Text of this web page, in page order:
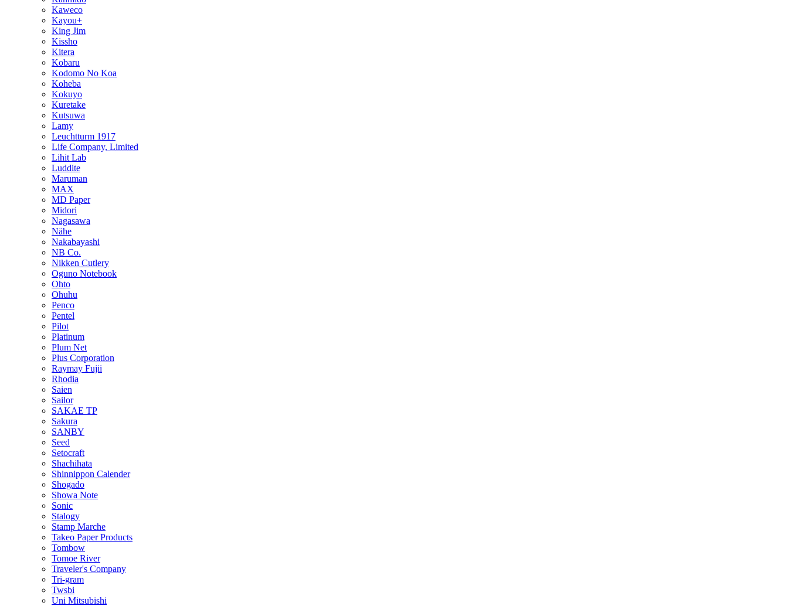
Kaweco
Kayou+
King Jim
Kissho
Kitera
Kobaru
Kodomo No Koa
Koheba
Kokuyo
Kuretake
Kutsuwa
Lamy
Leuchtturm 1917
Life Company, Limited
Lihit Lab
Luddite
Maruman
MAX
MD Paper
Midori
Nagasawa
Nähe
Nakabayashi
NB Co.
Nikken Cutlery
Oguno Notebook
Ohto
Ohuhu
Penco
Pentel
Pilot
Platinum
Plum Net
Plus Corporation
Raymay Fujii
Rhodia
Saien
Sailor
SAKAE TP
Sakura
SANBY
Seed
Setocraft
Shachihata
Shinnippon Calender
Shogado
Showa Note
Sonic
Stalogy
Stamp Marche
Takeo Paper Products
Tombow
Tomoe River
Traveler's Company
Tri-gram
Twsbi
Uni Mitsubishi